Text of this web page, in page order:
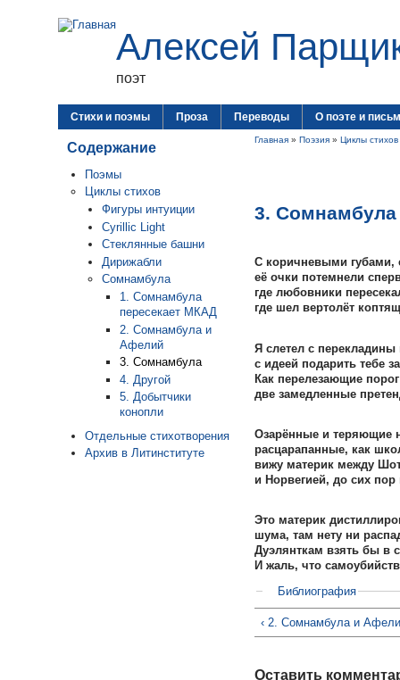
Алексей
поэт
Стихи и поэмы Проза Переводы О поэте и
Содержание
Поэмы
Циклы стихов
Фигуры интуиции
Cyrillic Light
Стеклянные башни
Дирижабли
Сомнамбула
1. Cомнамбула
пересекает МКАД
2. Сомнамбула и
Афелий
3. Сомнамбула
4. Другой
5. Добытчики
конопли
Отдельные стихотворения
Архив в Литинституте
Главная » Поэзия » Циклы стихов
3. Сомнамбула
С коричневыми
её очки потемнели
где любовники
где шел вертолёт
Я слетел с
с идеей подарить тебе
Как перелезающие
две замедленные
Озарённые и теряющие
расцарапанные, как
вижу материк между
и Норвегией, до сих
Это материк
шума, там нету ни
Дуэлянткам взять бы в
И жаль, что
Библиография
‹ 2. Сомнамбула и
Оставить